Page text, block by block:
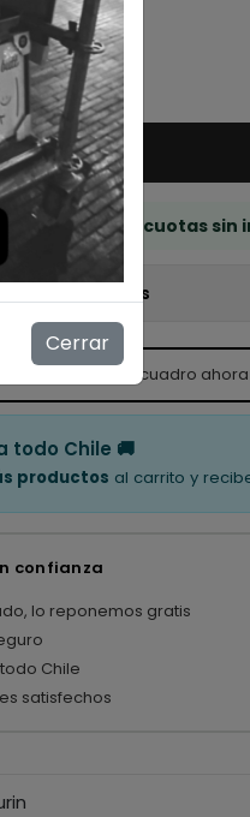
Sin Marco
y paga en 3 cuotas
de ubicaciones
viendo este cuadro ahora
todo Chile 🚚
productos al carrito y
confianza
lo reponemos gratis
Chile
satisfechos
Cerrar